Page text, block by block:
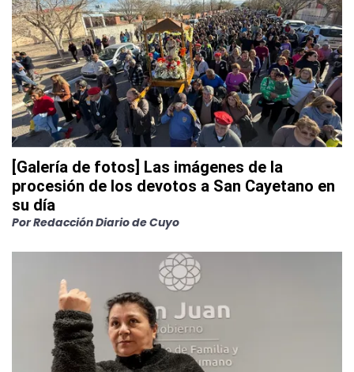
[Galería de fotos] Las imágenes de la
procesión de los devotos a San Cayetano en
su día
PorRedacción Diario de Cuyo